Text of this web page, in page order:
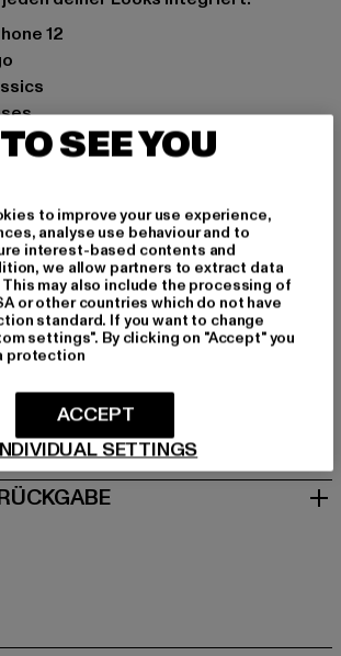
12
black
100% Silikon
GmbH |info@tbint.de
Straße 7 | 64372 Ober-Ramstadt |
& PASSFORM
SEE YOU
to improve your use experience,
analyse use behaviour and to
interest-based contents and
we allow partners to extract data
may also include the processing of
or other countries which do not have
standard. If you want to change
settings". By clicking on "Accept" you
protection
SETTINGS
ACCEPT